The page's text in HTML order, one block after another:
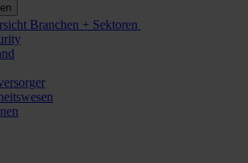
Branchen + Sektoren